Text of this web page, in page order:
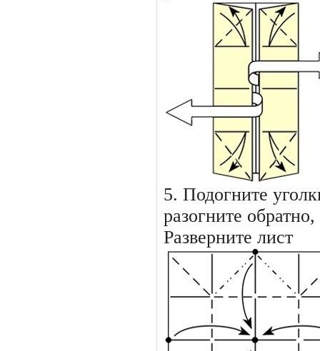
5. Подогните
разогните
Разверните лист